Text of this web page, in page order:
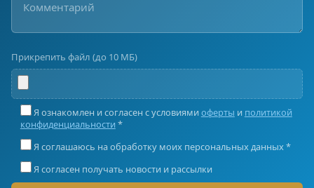
Прикрепить файл (до 10 МБ)
Я ознакомлен и согласен с условиями оферты и политикой
конфиденциальности *
Я соглашаюсь на обработку моих персональных данных *
Я согласен получать новости и рассылки